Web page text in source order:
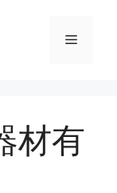
菜
材有